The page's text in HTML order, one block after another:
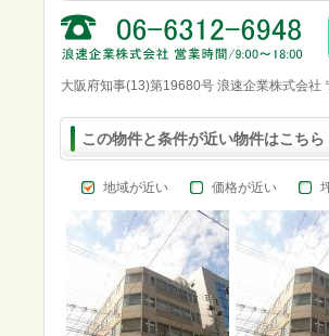
大阪府知事(13)第19680号 浪速企業株式会
この物件と条件が近い物件はこちら
地域が近い 価格が近い